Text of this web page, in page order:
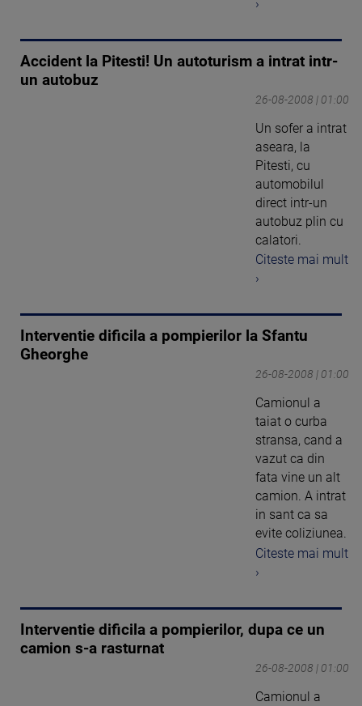
›
Accident la Pitesti! Un autoturism a intrat intr-
un autobuz
26-08-2008 | 01:00
Un sofer a intrat
aseara, la
Pitesti, cu
automobilul
direct intr-un
autobuz plin cu
calatori.
Citeste mai mult
›
Interventie dificila a pompierilor la Sfantu
Gheorghe
26-08-2008 | 01:00
Camionul a
taiat o curba
stransa, cand a
vazut ca din
fata vine un alt
camion. A intrat
in sant ca sa
evite coliziunea.
Citeste mai mult
›
Interventie dificila a pompierilor, dupa ce un
camion s-a rasturnat
26-08-2008 | 01:00
Camionul a